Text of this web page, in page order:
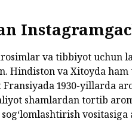
va tibbiyot uchun
Hindiston va Xitoyda
1930-yillarda
shamlardan tortib
vositasiga